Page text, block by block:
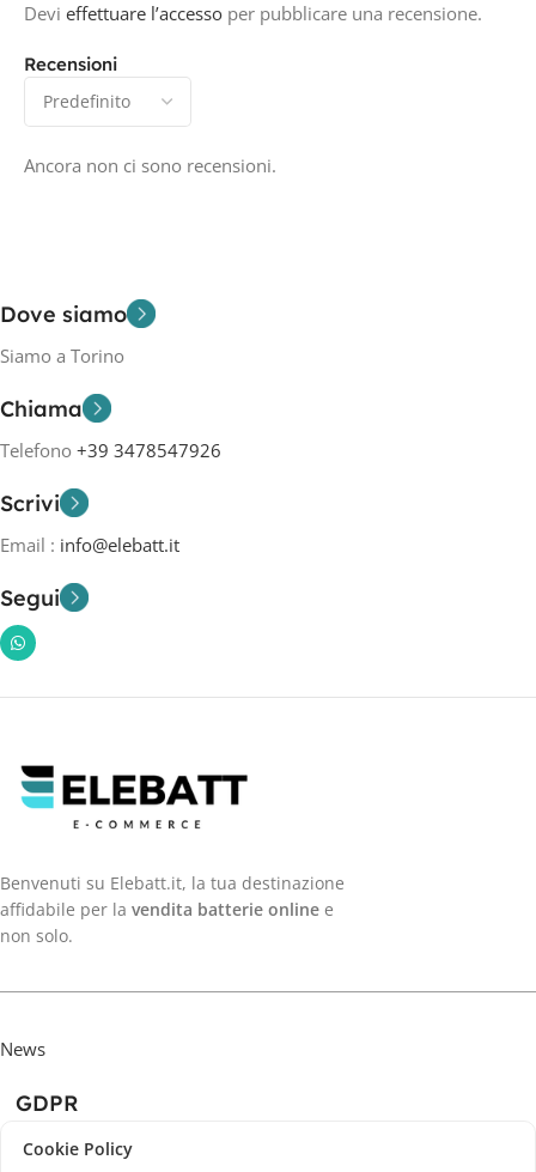
Recensioni
Ancora non ci sono recensioni.
Devi effettuare l’accesso per pubblicare una recensione.
Dove siamo
Siamo a Torino
Chiama
Telefono +39 3478547926
Scrivi
Email : info@elebatt.it
Segui
Benvenuti su Elebatt.it, la tua destinazione
affidabile per la vendita batterie online e
non solo.
News
GDPR
Cookie Policy